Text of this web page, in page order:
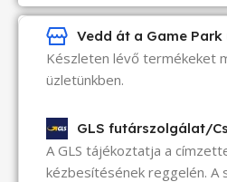
Vedd át a Game Park
Készleten lévő termékeket
üzletünkben.
GLS futárszolgálat/
A GLS tájékoztatja a
kézbesítésének reggelén. A